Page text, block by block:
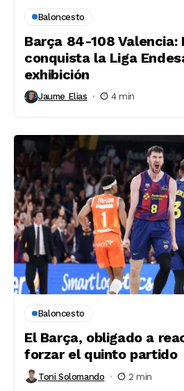
Baloncesto
Barça 84-108 Valencia:
conquista la Liga
exhibición
Jaume Elias 4 min
Baloncesto
El Barça, obligado a
forzar el quinto partido
Toni Solomando 2 min